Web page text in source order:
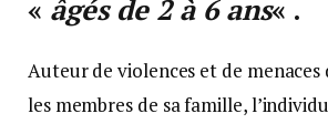
« âgés de 2 à 6 ans« .
Auteur de violences et de
les membres de sa famille,